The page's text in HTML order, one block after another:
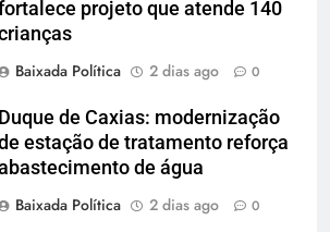
projeto que atende 140
Baixada Política
2 dias ago 0
Duque de Caxias: modernização
estação de tratamento reforça
de água
Baixada Política
2 dias ago 0